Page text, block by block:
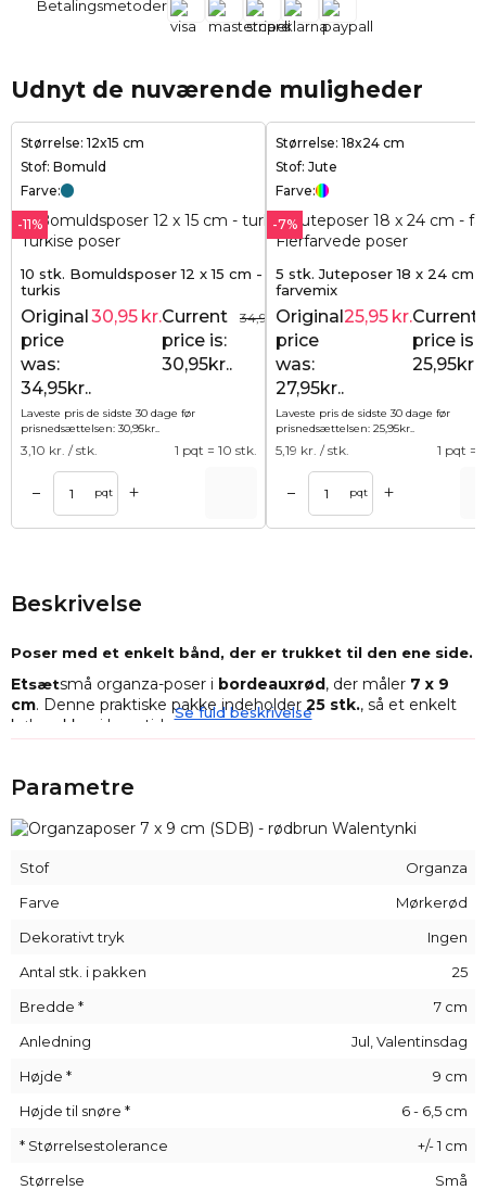
Betalingsmetoder
Udnyt de nuværende muligheder
Størrelse: 12x15 cm
Stof: Bomuld
Farve:
-11%
10 stk. Bomuldsposer 12 x 15 cm -
turkis
34,95 kr.
Original
price
was:
34,95kr..
30,95 kr.Current
price is:
30,95kr..
Laveste pris de sidste 30 dage før
prisnedsættelsen: 30,95kr..
3,10 kr. / stk. 1 pqt = 10 stk.
– pqt +
Størrelse: 18x24 cm
Stof: Jute
Farve:
-7%
5 stk. Juteposer 18 x 24 cm -
farvemix
Original
price
was:
27,95kr..
25,95 kr.Current
price is:
25,95kr..
Laveste pris de sidste 30 dage før
prisnedsættelsen: 25,95kr..
5,19 kr. / stk. 1 pqt =
– pqt +
Beskrivelse
Poser med et enkelt bånd, der er trukket til den ene side.
Etsætsmå organza-poser i bordeauxrød, der måler 7 x 9
cm. Denne praktiske pakke indeholder 25 stk., så et enkelt
køb rækker i lang tid.
måde at pakke små genstande og mange smykker på.
Organzas robuste struktur garanterer sikker opbevaring, og
dens gennemsigtighed betyder, at du ikke behøver at bruge
minutter på at lede efter en bestemt pakke - i stedet vil dine
indpakkede varer være synlige med et enkelt blik!
perfekte til opbevaring af småting, men også som kilde til
behagelige dufte - du kan f.eks. opbevare tørrede blomster
Se fuld beskrivelse
Parametre
Stof
Organza
Farve
Mørkerød
Dekorativt tryk
Ingen
Antal stk. i pakken
25
Bredde *
7 cm
Anledning
Jul, Valentinsdag
Højde *
9 cm
Højde til snøre *
6 - 6,5 cm
* Størrelsestolerance
+/- 1 cm
Størrelse
Små